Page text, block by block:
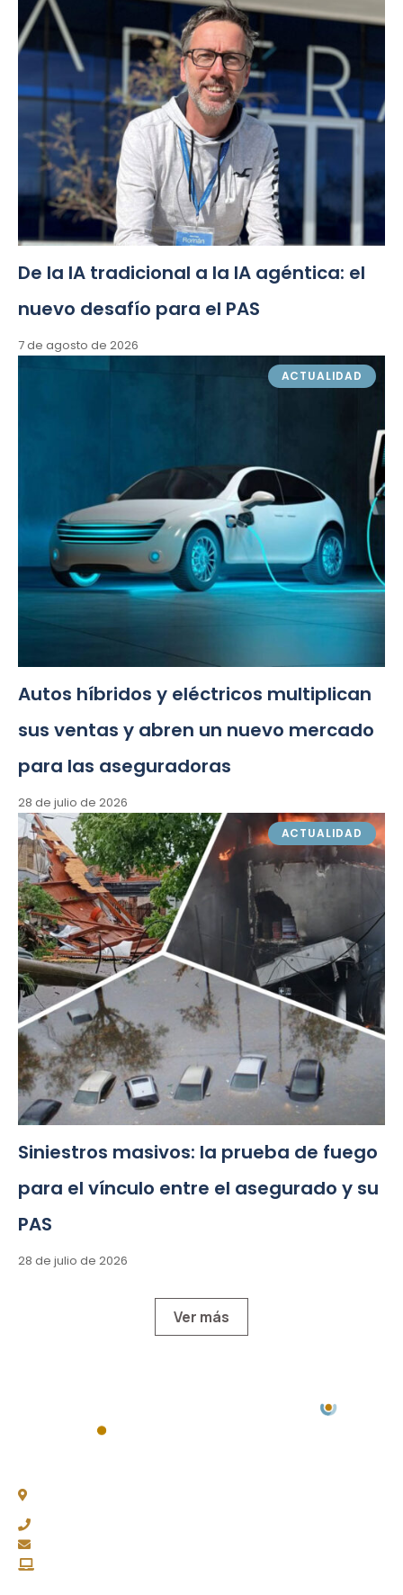
De la IA tradicional a la IA agéntica: el
nuevo desafío para el PAS
7 de agosto de 2026
ACTUALIDAD
Autos híbridos y eléctricos multiplican
sus ventas y abren un nuevo mercado
para las aseguradoras
28 de julio de 2026
ACTUALIDAD
Siniestros masivos: la prueba de fuego
para el vínculo entre el asegurado y su
PAS
28 de julio de 2026
Ver más